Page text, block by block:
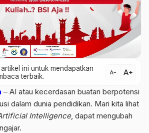
ini untuk mendapatkan
terbaik.
text_decrease text_increase
– AI atau kecerdasan buatan berpotensi
dalam dunia pendidikan. Mari kita lihat
Intelligence, dapat mengubah